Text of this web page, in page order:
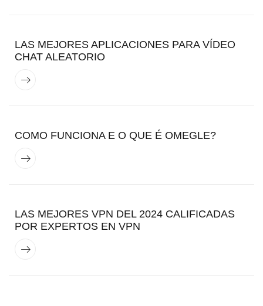
LAS MEJORES APLICACIONES PARA VÍDEO
CHAT ALEATORIO
COMO FUNCIONA E O QUE É OMEGLE?
LAS MEJORES VPN DEL 2024 CALIFICADAS
POR EXPERTOS EN VPN